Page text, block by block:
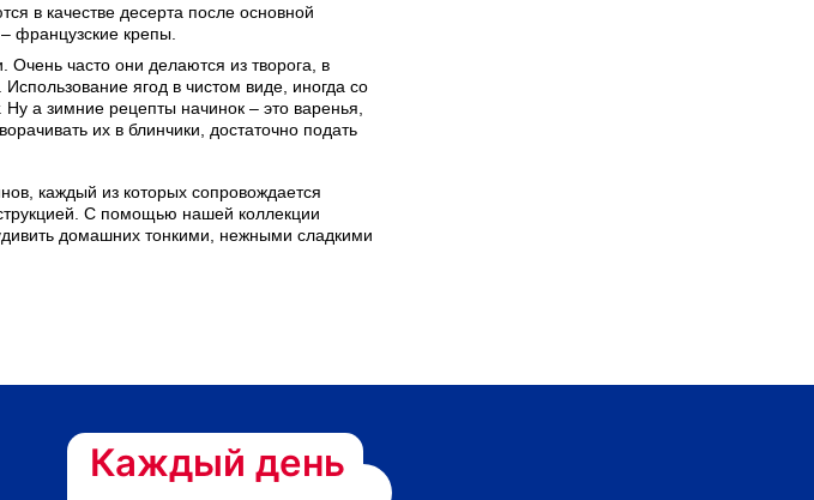
в качестве десерта после основной
французские крепы.
часто они делаются из творога, в
ягод в чистом виде, иногда со
а зимние рецепты начинок – это варенья,
их в блинчики, достаточно подать
каждый из которых сопровождается
С помощью нашей коллекции
домашних тонкими, нежными сладкими
Каждый день